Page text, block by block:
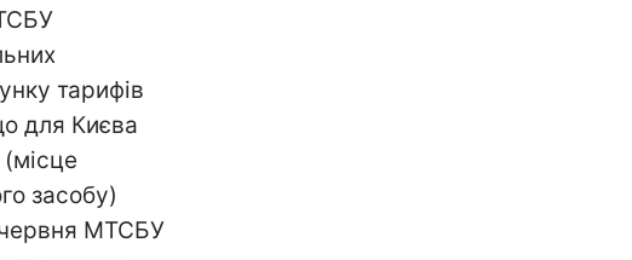
тарифів
для Києва
(місце
засобу)
червня МТСБУ